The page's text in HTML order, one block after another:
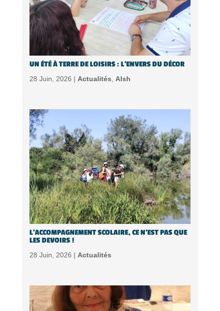
UN ÉTÉ À TERRE DE LOISIRS : L’ENVERS DU DÉCOR
28 Juin, 2026 | Actualités Alsh
L’ACCOMPAGNEMENT SCOLAIRE, CE N’EST PAS QUE
LES DEVOIRS !
28 Juin, 2026 | Actualités